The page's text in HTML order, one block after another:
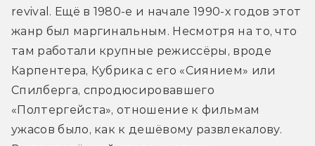
revival. Ещё в 1980-е и начале 1990-х годов этот
жанр был маргинальным. Несмотря на то, что
там работали крупные режиссёры, вроде
Карпентера, Кубрика с его «Сиянием» или
Спилберга, спродюсировавшего
«Полтергейста», отношение к фильмам
ужасов было, как к дешёвому развлекалову.